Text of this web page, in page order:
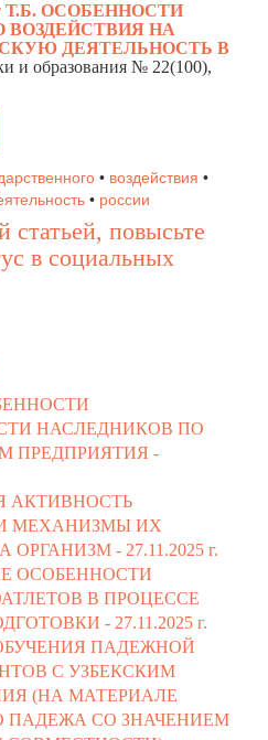
Т.Б. ОСОБЕННОСТИ
ВОЗДЕЙСТВИЯ НА
ДЕЯТЕЛЬНОСТЬ В
и образования № 22(100),
• воздействия •
• россии
статьей, повысьте
в социальных
НАСЛЕДНИКОВ ПО
ПРЕДПРИЯТИЯ -
АКТИВНОСТЬ
МЕХАНИЗМЫ ИХ
ОРГАНИЗМ - 27.11.2025 г.
ОСОБЕННОСТИ
В ПРОЦЕССЕ
- 27.11.2025 г.
ПАДЕЖНОЙ
С УЗБЕКСКИМ
(НА МАТЕРИАЛЕ
ПАДЕЖА СО ЗНАЧЕНИЕМ